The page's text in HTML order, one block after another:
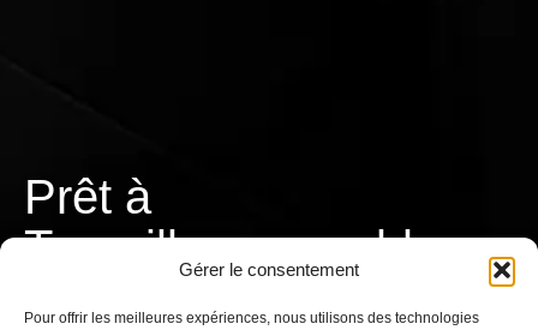
Gérer le consentement
Pour offrir les meilleures expériences, nous utilisons des technologies
Prêt à
T ravailler C
ensemble ?